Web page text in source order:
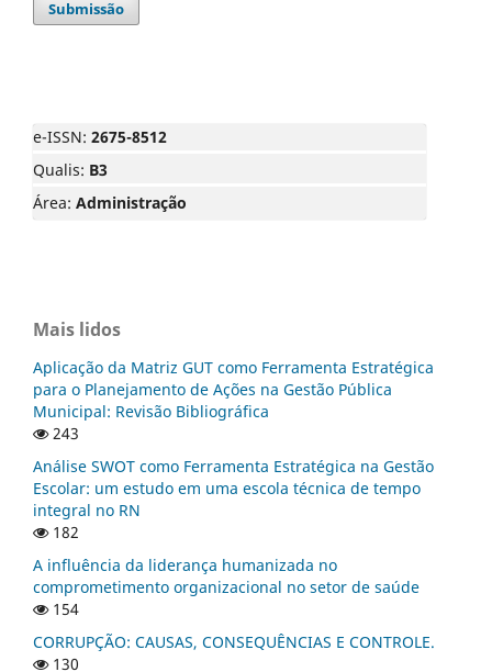
Submissão
e-ISSN: 2675-8512
Qualis: B3
Área: Administração
Mais lidos
Aplicação da Matriz GUT como Ferramenta Estratégica
para o Planejamento de Ações na Gestão Pública
Municipal: Revisão Bibliográfica
243
Análise SWOT como Ferramenta Estratégica na Gestão
Escolar: um estudo em uma escola técnica de tempo
integral no RN
182
A influência da liderança humanizada no
comprometimento organizacional no setor de saúde
154
CORRUPÇÃO: CAUSAS, CONSEQUÊNCIAS E CONTROLE.
130